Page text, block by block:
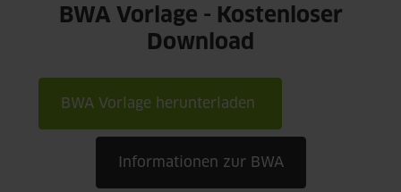
BWA Vorlage - Kostenloser
Download
BWA Vorlage herunterladen
Informationen zur BWA